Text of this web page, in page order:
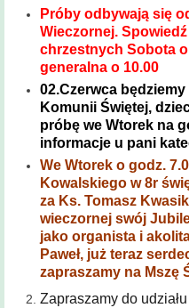
Historia
parafii
Kontakt
KAMERA
Próby odbywają się
Wieczornej.
chrzestnych Sobota
generalna o 10.00
02.Czerwca będziemy
Komunii Świętej,
próbę we Wtorek na
informacje u pani
We Wtorek o godz.
Kowalskiego w 8r
za Ks. Tomasz
wieczornej swój
jako organista i
Paweł, już teraz
zapraszamy na Mszę
Zapraszamy do